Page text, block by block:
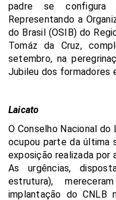
padre se configura
Representando a
do Brasil (OSIB) do
Tomáz da Cruz,
setembro, na
Jubileu dos formadores
Laicato
O Conselho Nacional
ocupou parte da última
exposição realizada por
As urgências,
estrutura),
implantação do CNLB